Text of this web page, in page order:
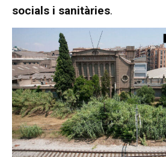
socials i sanitàries.